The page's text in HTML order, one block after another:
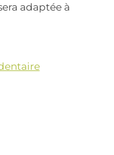
adaptée à